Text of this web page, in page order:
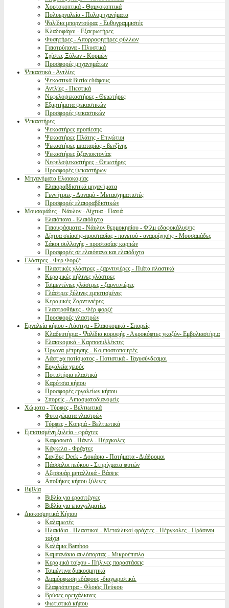
Χορτοκοπτικά - Θαμνοκοπτικά
Πολυεργαλεία - Πολυμηχανήματα
Ψαλίδια μπορντούρας - Ευθυγραμμιστές
Κλαδοφάγοι - Εξαερωτήρες
Φυσητήρες - Απορροφητήρες φύλλων
Γαιοτρύπανα - Πλυστικά
Σχίστες Ξύλων - Κορμών
Προσφορές μηχανημάτων
Ψεκαστικά - Αντλίες
Ψεκαστικά Βυτία εδάφους
Αντλίες - Πιεστικά
Νεφελοψεκαστήρες - Θειωτήρες
Εξαρτήματα ψεκαστικών
Προσφορές ψεκαστικών
Ψεκαστήρες
Ψεκαστήρες προπίεσης
Ψεκαστήρες Πλάτης - Επινώτιοι
Ψεκαστήρες μπαταρίας - βενζίνης
Ψεκαστήρες ζιζανιοκτονίας
Νεφελοψεκαστήρες - Θειωτήρες
Προσφορές ψεκαστήρων
Μηχανήματα Ελαιοκομίας
Ελαιοραβδιστικά μηχανήματα
Γεννήτριες - Δυναμό - Μετασχηματιστές
Προσφορές ελαιοραβδιστικών
Μουσαμάδες - Νάυλον - Δίχτυα - Πανιά
Ελαιόπανα - Ελαιόδιχτα
Γαιουφάσματα - Νάυλον θερμοκηπίου - Φίλμ εδαφοκάλυψης
Δίχτυα σκίασης-προστασίας - παγετού - αναρρίχησης - Μουσαμάδες
Σάκοι συλλογής - προστασίας καρπών
Προσφορές σε ελαιόπανα και ελαιόδιχτα
Γλάστρες - Φερ Φορζέ
Πλαστικές γλάστρες - ζαρντινιέρες - Πιάτα πλαστικά
Κεραμικές πήλινες γλάστρες
Τσιμεντένιες γλάστρες - ζαρντινιέρες
Γλάστρες ξύλινες εμποτισμένες
Κεραμικές Ζαρντινιέρες
Γλαστροθήκες - Φέρ φορζέ
Προσφορές γλαστρών
Εργαλεία κήπου - Λάστιχα - Ελαιοκομικά - Σπορείς
Κλαδευτήρια - Ψαλίδια κορυφής - Ακροκόφτες γκαζόν- Εμβολιαστήρια
Ελαιοκομικά - Καρποσυλλέκτες
Όργανα μέτρησης - Κομποστοποιητές
Λάστιχα ποτίσματος - Ποτιστικά - Ταχυσύνδεσμοι
Εργαλεία χειρός
Ποτιστήρια πλαστικά
Καρότσια κήπου
Προσφορές εργαλείων κήπου
Σπορείς - Λιπασματοδιανομείς
Χώματα - Τύρφες - Βελτιωτικά
Φυτοχώματα γλαστρών
Τύρφες - Κοπριά - Βελτιωτικά
Εμποτισμένη ξυλεία - φράχτες
Καφασωτά - Πάνελ - Πέργκολες
Κάγκελα - Φράχτες
Σανίδες Deck - Δοκάρια - Πατήματα - Διάδρομοι
Πάσσαλοι πεύκου - Στηρίγματα φυτών
Αξεσουάρ μεταλλικά - Βάσεις
Αποθήκες κήπου ξύλινες
Βιβλία
Βιβλία για ερασιτέχνες
Βιβλία για επαγγελματίες
Διακοσμητικά Κήπου
Καλαμωτές
Πλακίδια - Πλαστικοί - Μεταλλικοί φράχτες - Πέργκολες - Πράσινοι
τοίχοι
Καλάμια Bamboo
Καμπανάκια αυλόπορτας - Μικροέπιπλα
Κεραμικά τοίχου - Πήλινες παραστάσεις
Τσιμέντινα διακοσμητικά
Διαμόρφωση εδάφους -διαχωριστικά.
Ελαφρόπετρα - Φλοιός Πεύκου
Βρύσες ορειχάλκινες
Φωτιστικά κήπου